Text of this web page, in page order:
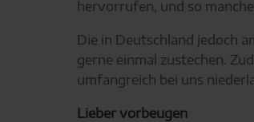
hervorrufen, und so
Die in Deutschland jedoch
gerne einmal zustechen.
umfangreich bei uns
Lieber vorbeugen